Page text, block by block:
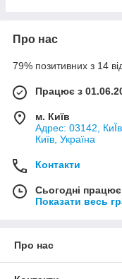
Про нас
79% позитивних з 14
Працює з
м. Київ
Адрес: 03142,
Київ, Україна
Контакти
Сьогодні
Показати весь
Про нас